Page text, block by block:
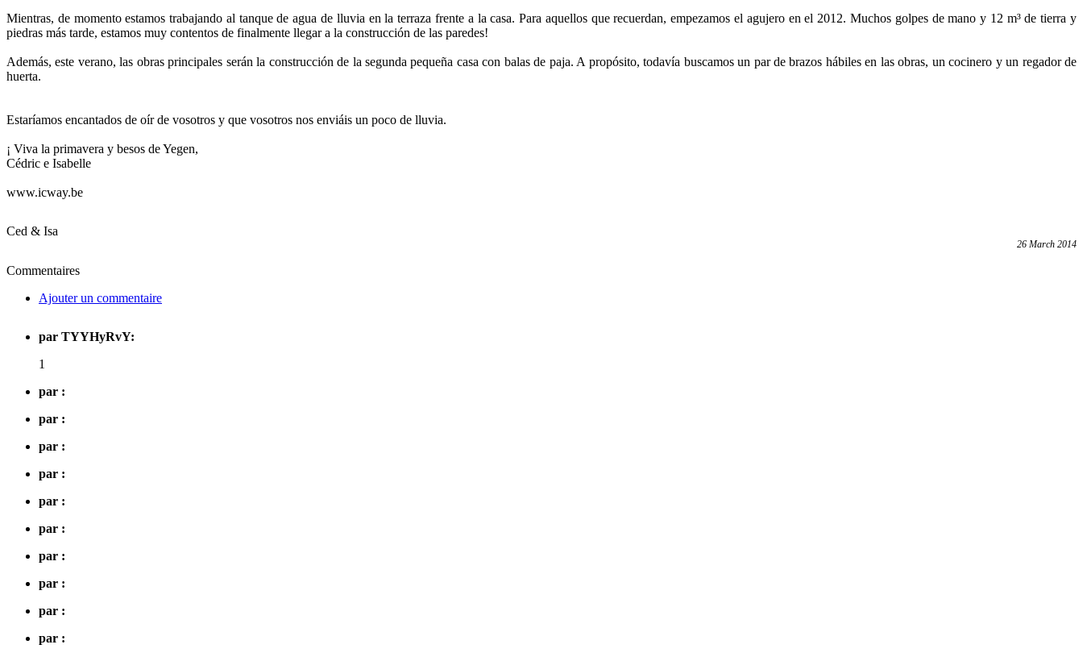
Mientras, de momento estamos trabajando al tanque de agua de lluvia en la terraza frente a la casa. Para aquellos que recuerdan, empezamos el agujero en el 2012. Muchos golpes de mano y 12 m³ de tierra y
piedras más tarde, estamos muy contentos de finalmente llegar a la construcción de las paredes!
Además, este verano, las obras principales serán la construcción de la segunda pequeña casa con balas de paja. A propósito, todavía buscamos un par de brazos hábiles en las obras, un cocinero y un regador de
huerta.
Estaríamos encantados de oír de vosotros y que vosotros nos enviáis un poco de lluvia.
¡ Viva la primavera y besos de Yegen,
Cédric e Isabelle
www.icway.be
Ced & Isa
26 March 2014
Commentaires
Ajouter un commentaire
par TYYHyRvY:
1
par :
par :
par :
par :
par :
par :
par :
par :
par :
par :